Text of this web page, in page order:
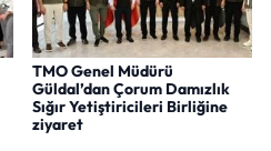
TMO Genel Müdürü
Güldal’dan Çorum Damızlık
Sığır Yetiştiricileri Birliğine
ziyaret